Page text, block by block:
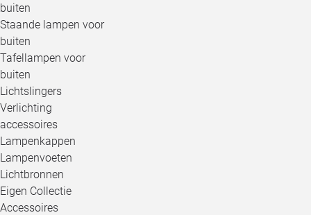
buiten
Staande lampen voor
buiten
Tafellampen voor
buiten
Lichtslingers
Verlichting
accessoires
Lampenkappen
Lampenvoeten
Lichtbronnen
Eigen Collectie
Accessoires